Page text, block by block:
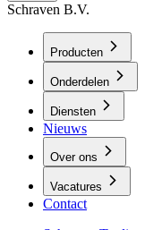
Schraven B.V.
Producten
Onderdelen
Diensten
Nieuws
Over ons
Vacatures
Contact